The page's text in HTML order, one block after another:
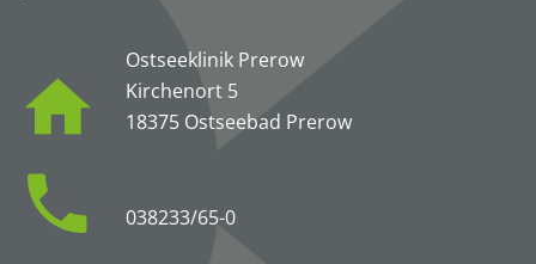
Ostseeklinik Prerow
Kirchenort 5
18375 Ostseebad Prerow
038233/65-0